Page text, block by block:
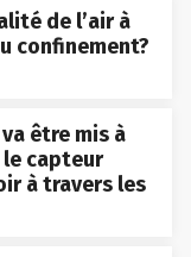
de l’air à
confinement?
être mis à
capteur
à travers les